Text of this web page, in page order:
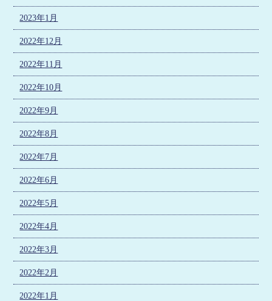
2023年1月
2022年12月
2022年11月
2022年10月
2022年9月
2022年8月
2022年7月
2022年6月
2022年5月
2022年4月
2022年3月
2022年2月
2022年1月